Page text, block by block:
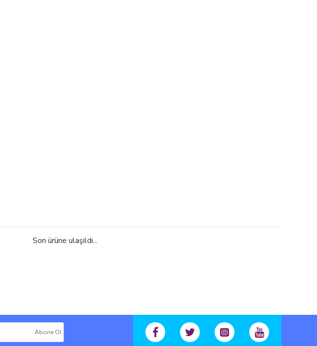
doku için idealdir.
hızlı toparlanan türler.
ve uzun ömürlü çözümler.
İçin Uygun Çim Tohumları
Son ürüne ulaşıldı...
Abone Ol